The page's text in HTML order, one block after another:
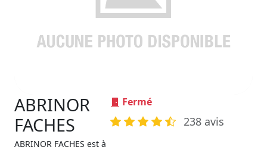
Fermé
238 avis
ABRINOR
FACHES
ABRINOR FACHES est à